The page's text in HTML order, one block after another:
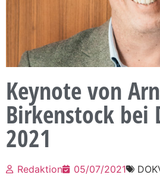
Keynote von
Birkenstock bei
2021
Redaktion 05/07/2021